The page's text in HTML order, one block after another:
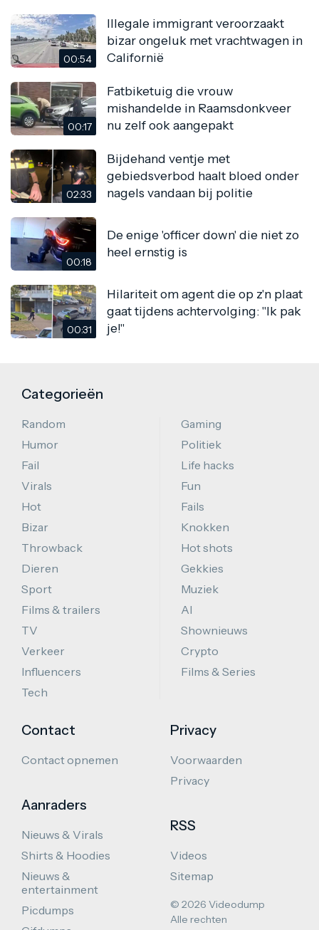
00:54
Illegale immigrant veroorzaakt
bizar ongeluk met vrachtwagen in
Californië
00:17
Fatbiketuig die vrouw
mishandelde in Raamsdonkveer
nu zelf ook aangepakt
02:33
Bijdehand ventje met
gebiedsverbod haalt bloed onder
nagels vandaan bij politie
00:18
De enige 'officer down' die niet zo
heel ernstig is
00:31
Hilariteit om agent die op z'n plaat
gaat tijdens achtervolging: "Ik pak
je!"
Categorieën
Random
Humor
Fail
Virals
Hot
Bizar
Throwback
Dieren
Sport
Films & trailers
TV
Verkeer
Influencers
Tech
Gaming
Politiek
Life hacks
Fun
Fails
Knokken
Hot shots
Gekkies
Muziek
AI
Shownieuws
Crypto
Films & Series
Contact
Contact opnemen
Aanraders
Nieuws & Virals
Shirts & Hoodies
Nieuws &
entertainment
Picdumps
Privacy
Voorwaarden
Privacy
RSS
Videos
Sitemap
© 2026 Videodump
Alle rechten